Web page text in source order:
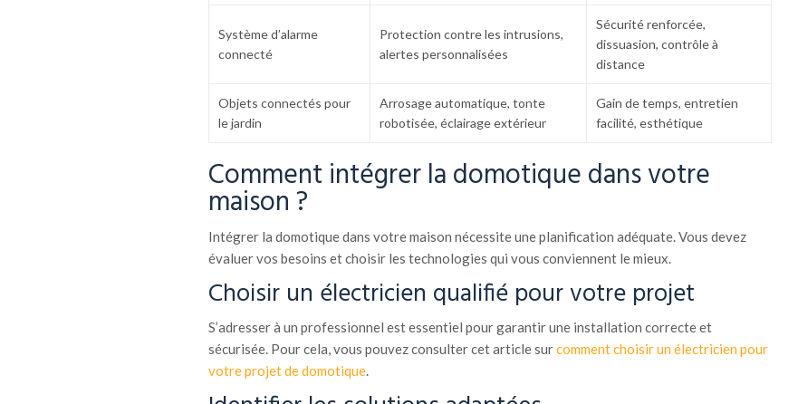
Système d’alarme
connecté
Protection contre les intrusions,
alertes personnalisées
Sécurité renforcée,
dissuasion, contrôle à
distance
Objets connectés pour
le jardin
Arrosage automatique, tonte
robotisée, éclairage extérieur
Gain de temps, entretien
facilité, esthétique
Comment intégrer la domotique dans votre
maison ?
Intégrer la domotique dans votre maison nécessite une planification adéquate. Vous devez
évaluer vos besoins et choisir les technologies qui vous conviennent le mieux.
Choisir un électricien qualifié pour votre projet
S’adresser à un professionnel est essentiel pour garantir une installation correcte et
sécurisée. Pour cela, vous pouvez consulter cet article surcomment choisir un électricien pour
votre projet de domotique.